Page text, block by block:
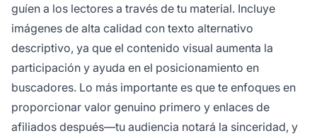
guíen a los lectores a través de tu material. Incluye
imágenes de alta calidad con texto alternativo
descriptivo, ya que el contenido visual aumenta la
participación y ayuda en el posicionamiento en
buscadores. Lo más importante es que te enfoques en
proporcionar valor genuino primero y enlaces de
afiliados después—tu audiencia notará la sinceridad, y